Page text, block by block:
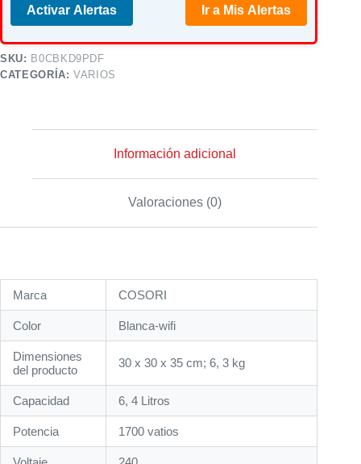
Activar Alertas Ir a Mis Alertas
SKU: B0CBKD9PDF
CATEGORÍA:VARIOS
Información adicional
Valoraciones (0)
Marca ‎COSORI
Color ‎Blanca-wifi
Dimensiones
del producto
‎30 x 30 x 35 cm; 6, 3 kg
Capacidad ‎6, 4 Litros
Potencia ‎1700 vatios